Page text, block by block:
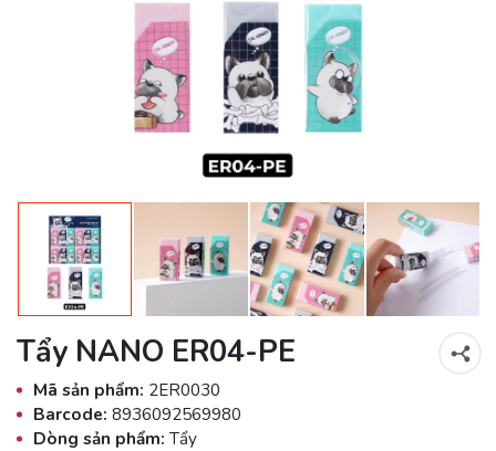
Tẩy NANO ER04-PE
Mã sản phẩm: 2ER0030
Barcode: 8936092569980
Dòng sản phẩm:Tẩy